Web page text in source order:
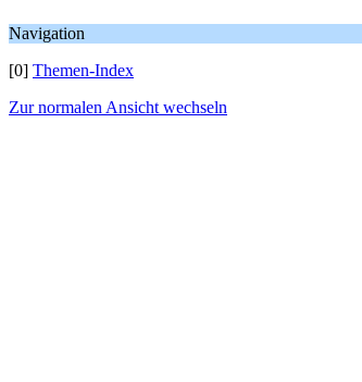
Navigation
[0] Themen-Index
Zur normalen Ansicht wechseln